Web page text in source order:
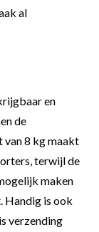
al
en
de
van 8 kg maakt
terwijl de
maken
Handig is ook
verzending